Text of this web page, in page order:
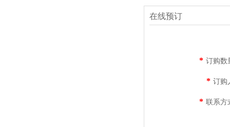
在线预订
* 订购数
* 订购
* 联系方